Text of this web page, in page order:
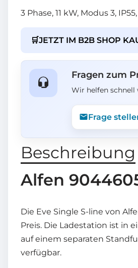
3 Phase, 11 kW, Modus 3,
🛒JETZT IM B2B SHOP
Fragen zum
Wir helfen schnell
Frage
Beschreibung
Alfen
Die Eve Single S-line von
Preis. Die Ladestation ist in
auf einem separaten
verfügbar.